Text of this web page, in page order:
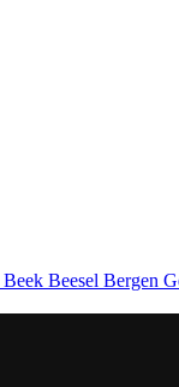
Beek Beesel Bergen